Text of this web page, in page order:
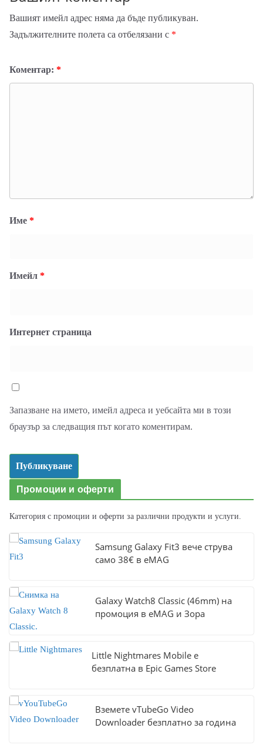
Вашият имейл адрес няма да бъде публикуван.
Задължителните полета са отбелязани с *
Коментар: *
Име *
Имейл *
Интернет страница
Запазване на името, имейл адреса и уебсайта ми в този
браузър за следващия път когато коментирам.
Промоции и оферти
Категория с промоции и оферти за различни продукти и услуги.
Samsung Galaxy Fit3 вече струва
само 38€ в eMAG
Galaxy Watch8 Classic (46mm) на
промоция в eMAG и Зора
Little Nightmares Mobile е
безплатна в Epic Games Store
Вземете vTubeGo Video
Downloader безплатно за година